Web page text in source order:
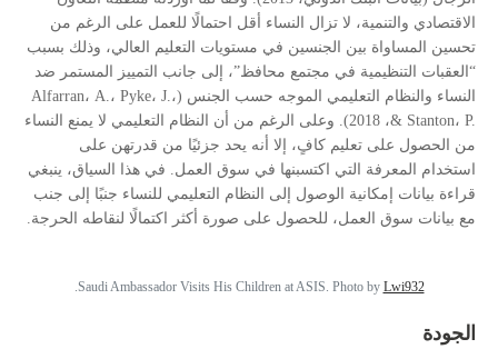
الاقتصادي والتنمية، لا تزال النساء أقل احتمالًا للعمل على الرغم من
تحسين المساواة بين الجنسين في مستويات التعليم العالي، وذلك بسبب
“العقبات التنظيمية في مجتمع محافظ”، إلى جانب التمييز المستمر ضد
النساء والنظام التعليمي الموجه حسب الجنس (Alfarran، A.، Pyke، J.،
& Stanton، P.
، 2018). وعلى الرغم من أن النظام التعليمي لا يمنع النساء
من الحصول على تعليم كافٍ، إلا أنه يحد جزئيًا من قدرتهن على
استخدام المعرفة التي اكتسبنها في سوق العمل. في هذا السياق، ينبغي
قراءة بيانات إمكانية الوصول إلى النظام التعليمي للنساء جنبًا إلى جنب
مع بيانات سوق العمل، للحصول على صورة أكثر اكتمالًا لنقاطه الحرجة.
Saudi Ambassador Visits His Children at ASIS. Photo by Lwi932
.
الجودة